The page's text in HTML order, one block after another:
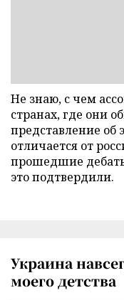
Не знаю, с чем
странах, где они
представление
отличается от
прошедшие
это подтвердили.
Украина
моего детства